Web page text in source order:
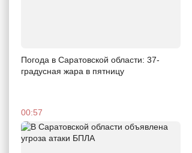
Погода в Саратовской области: 37-
градусная жара в пятницу
00:57